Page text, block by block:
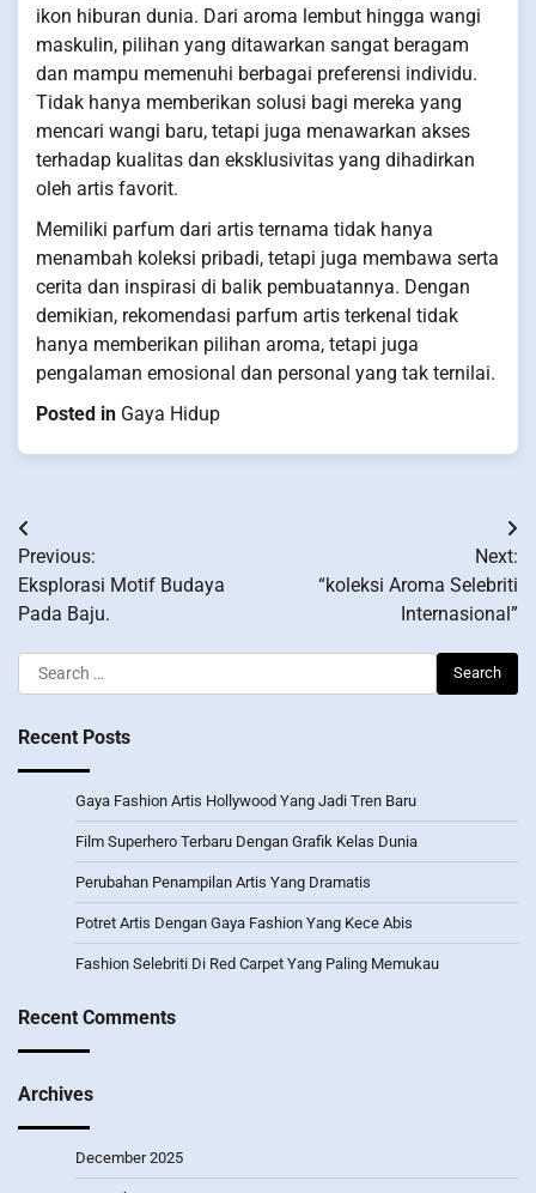
ikon hiburan dunia. Dari aroma lembut hingga wangi
maskulin, pilihan yang ditawarkan sangat beragam
dan mampu memenuhi berbagai preferensi individu.
Tidak hanya memberikan solusi bagi mereka yang
mencari wangi baru, tetapi juga menawarkan akses
terhadap kualitas dan eksklusivitas yang dihadirkan
oleh artis favorit.
Memiliki parfum dari artis ternama tidak hanya
menambah koleksi pribadi, tetapi juga membawa serta
cerita dan inspirasi di balik pembuatannya. Dengan
demikian, rekomendasi parfum artis terkenal tidak
hanya memberikan pilihan aroma, tetapi juga
pengalaman emosional dan personal yang tak ternilai.
Posted in Gaya Hidup
Post
navigation
Previous:
Eksplorasi Motif Budaya
Pada Baju.
Next:
“koleksi Aroma Selebriti
Internasional”
Search
for:
Recent Posts
Gaya Fashion Artis Hollywood Yang Jadi Tren Baru
Film Superhero Terbaru Dengan Grafik Kelas Dunia
Perubahan Penampilan Artis Yang Dramatis
Potret Artis Dengan Gaya Fashion Yang Kece Abis
Fashion Selebriti Di Red Carpet Yang Paling Memukau
Recent Comments
Archives
December 2025